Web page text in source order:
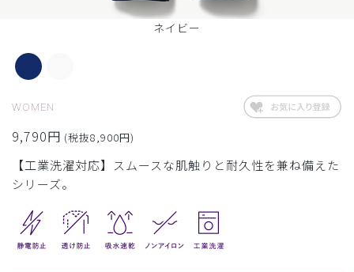
ネイビー
WOMEN
9,790円 (税抜8,900円)
【工業洗濯対応】スムースな肌触りと耐久性を兼ね備えた
シリーズ。